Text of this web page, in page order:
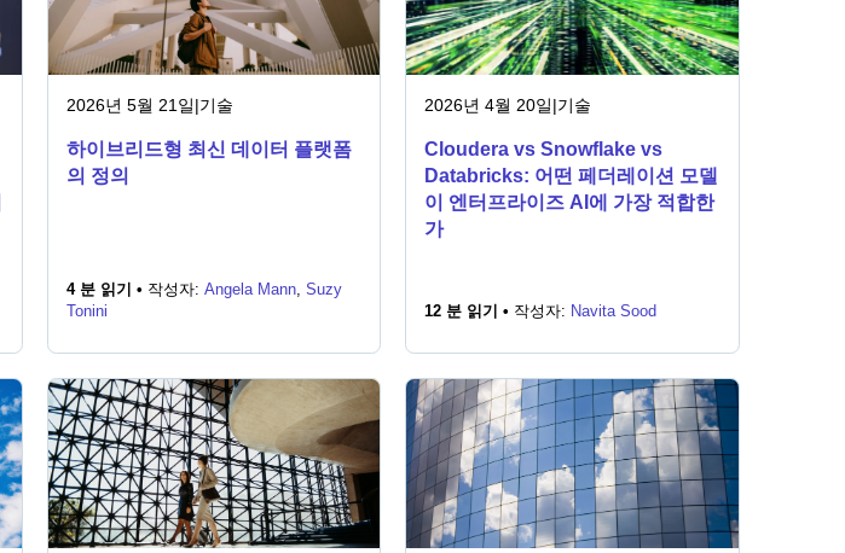
2026년 5월 21일|기술
하이브리드형 최신 데이터 플랫폼
의 정의
4 분 읽기 • 작성자: Angela Mann, Suzy
Tonini
2026년 4월 20일|기술
Cloudera vs Snowflake vs
Databricks: 어떤 페더레이션 모델
이 엔터프라이즈 AI에 가장 적합한
가
12 분 읽기 • 작성자: Navita Sood